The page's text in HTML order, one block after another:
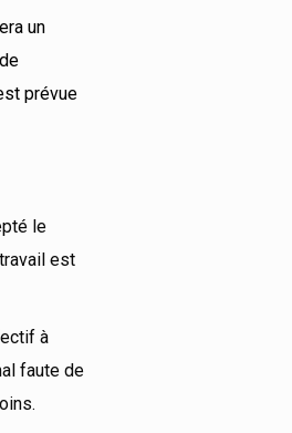
un
prévue
le
est
à
faute de